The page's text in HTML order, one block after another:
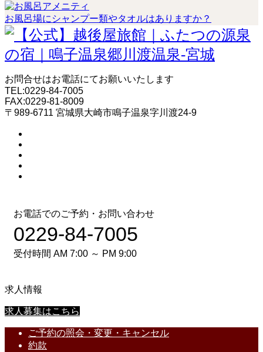
お風呂場にシャンプー類やタオルはありますか？
お問合せはお電話にてお願いいたします
TEL:0229-84-7005
FAX:0229-81-8009
〒989-6711 宮城県大崎市鳴子温泉字川渡24-9
お電話でのご予約・お問い合わせ
0229-84-7005
受付時間 AM 7:00 ～ PM 9:00
求人情報
求人募集はこちら
ご予約の照会・変更・キャンセル
約款